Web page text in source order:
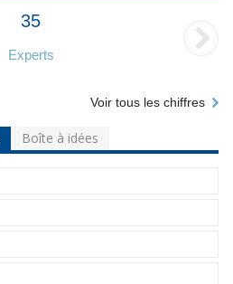
35
Experts
Voir tous les chiffres
Boîte à idées